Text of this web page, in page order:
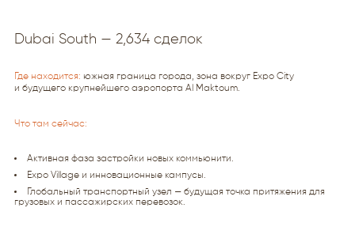
Dubai South — 2,634 сделок
Где находится: южная граница города, зона вокруг Expo City
и будущего крупнейшего аэропорта Al Maktoum.
Что там сейчас:
Активная фаза застройки новых коммьюнити.
Expo Village и инновационные кампусы.
Глобальный транспортный узел — будущая точка притяжения для
грузовых и пассажирских перевозок.